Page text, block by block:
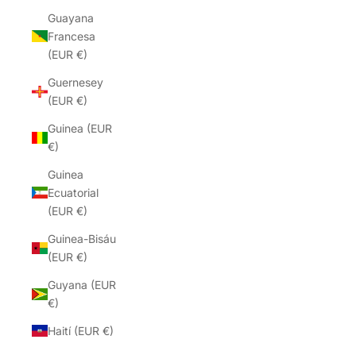
Guayana
Francesa
(EUR €)
Guernesey
(EUR €)
Guinea (EUR
€)
Guinea
Ecuatorial
(EUR €)
Guinea-Bisáu
(EUR €)
Guyana (EUR
€)
Haití (EUR €)